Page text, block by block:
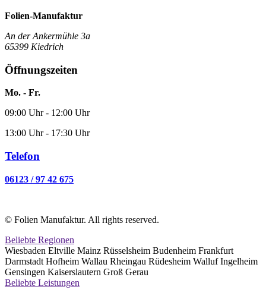
Folien-Manufaktur
An der Ankermühle 3a
65399 Kiedrich
Öffnungszeiten
Mo. - Fr.
09:00 Uhr - 12:00 Uhr
13:00 Uhr - 17:30 Uhr
Telefon
06123 / 97 42 675
© Folien Manufaktur. All rights reserved.
Beliebte Regionen
Wiesbaden Eltville Mainz Rüsselsheim Budenheim Frankfurt
Darmstadt Hofheim Wallau Rheingau Rüdesheim Walluf Ingelheim
Gensingen Kaiserslautern Groß Gerau
Beliebte Leistungen